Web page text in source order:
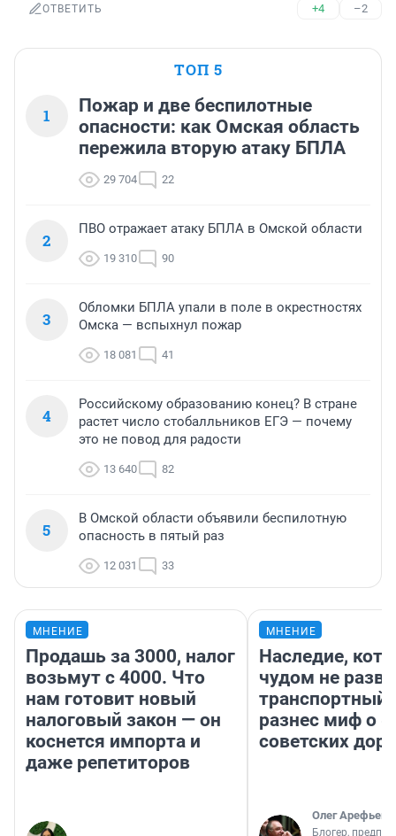
ОТВЕТИТЬ +4 –2
ТОП 5
1
Пожар и две беспилотные
опасности: как Омская область
пережила вторую атаку БПЛА
29 704 22
2
ПВО отражает атаку БПЛА в Омской области
19 310 90
3
Обломки БПЛА упали в поле в окрестностях
Омска — вспыхнул пожар
18 081 41
4
Российскому образованию конец? В стране
растет число стобалльников ЕГЭ — почему
это не повод для радости
13 640 82
5
В Омской области объявили беспилотную
опасность в пятый раз
12 031 33
МНЕНИЕ
Продашь за 3000, налог
возьмут с 4000. Что
нам готовит новый
налоговый закон — он
коснется импорта и
даже репетиторов
МНЕНИЕ
Наследие,
чудом не
транспортный
разнес миф о
советских
Олег Арефьев
Блогер,